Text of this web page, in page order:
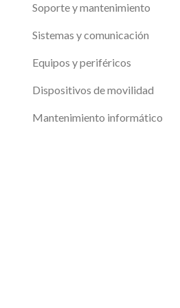
Soporte y mantenimiento
Sistemas y comunicación
Equipos y periféricos
Dispositivos de movilidad
Mantenimiento informático